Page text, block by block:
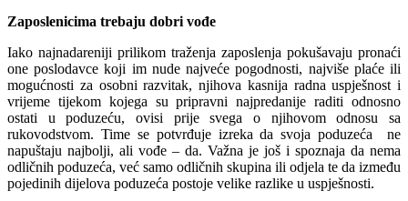
Zaposlenicima trebaju dobri vođe
Iako najnadareniji prilikom traženja zaposlenja pokušavaju pronaći
one poslodavce koji im nude najveće pogodnosti, najviše plaće ili
mogućnosti za osobni razvitak, njihova kasnija radna uspješnost i
vrijeme tijekom kojega su pripravni najpredanije raditi odnosno
ostati u poduzeću, ovisi prije svega o njihovom odnosu sa
rukovodstvom. Time se potvrđuje izreka da svoja poduzeća ne
napuštaju najbolji, ali vođe – da. Važna je još i spoznaja da nema
odličnih poduzeća, već samo odličnih skupina ili odjela te da između
pojedinih dijelova poduzeća postoje velike razlike u uspješnosti.